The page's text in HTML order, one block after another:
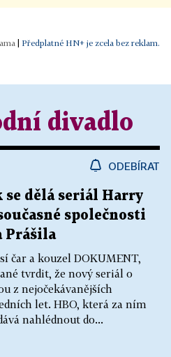
Předplatné HN+ je zcela bez reklam.
divadlo
ODEBÍRAT
dělá seriál Harry
společnosti
Prášila
čar a kouzel DOKUMENT,
tvrdit, že nový seriál o
z nejočekávanějších
let. HBO, která za ním
nahlédnout do...